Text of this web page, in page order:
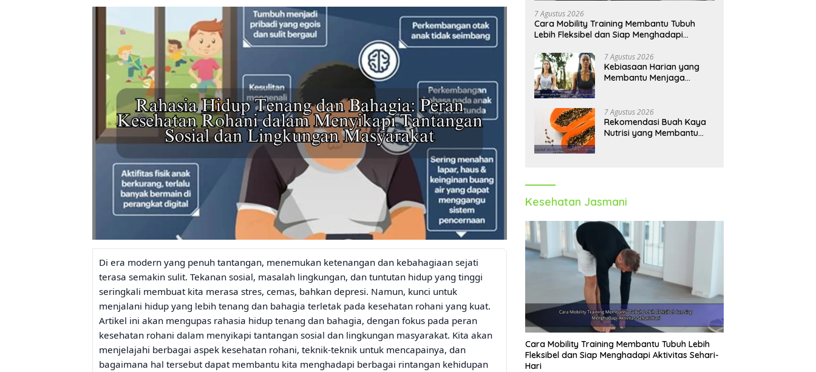
Di era modern yang penuh tantangan, menemukan ketenangan dan kebahagiaan sejati
terasa semakin sulit. Tekanan sosial, masalah lingkungan, dan tuntutan hidup yang tinggi
seringkali membuat kita merasa stres, cemas, bahkan depresi. Namun, kunci untuk
menjalani hidup yang lebih tenang dan bahagia terletak pada kesehatan rohani yang kuat.
Artikel ini akan mengupas rahasia hidup tenang dan bahagia, dengan fokus pada peran
kesehatan rohani dalam menyikapi tantangan sosial dan lingkungan masyarakat. Kita akan
menjelajahi berbagai aspek kesehatan rohani, teknik-teknik untuk mencapainya, dan
bagaimana hal tersebut dapat membantu kita menghadapi berbagai rintangan kehidupan
7 Agustus 2026
Cara Mobility Training Membantu Tubuh
Lebih Fleksibel dan Siap Menghadapi
7 Agustus 2026
Kebiasaan Harian yang
Membantu Menjaga
7 Agustus 2026
Rekomendasi Buah Kaya
Nutrisi yang Membantu
Kesehatan Jasmani
Cara Mobility Training Membantu Tubuh Lebih
Fleksibel dan Siap Menghadapi Aktivitas Sehari-
Hari